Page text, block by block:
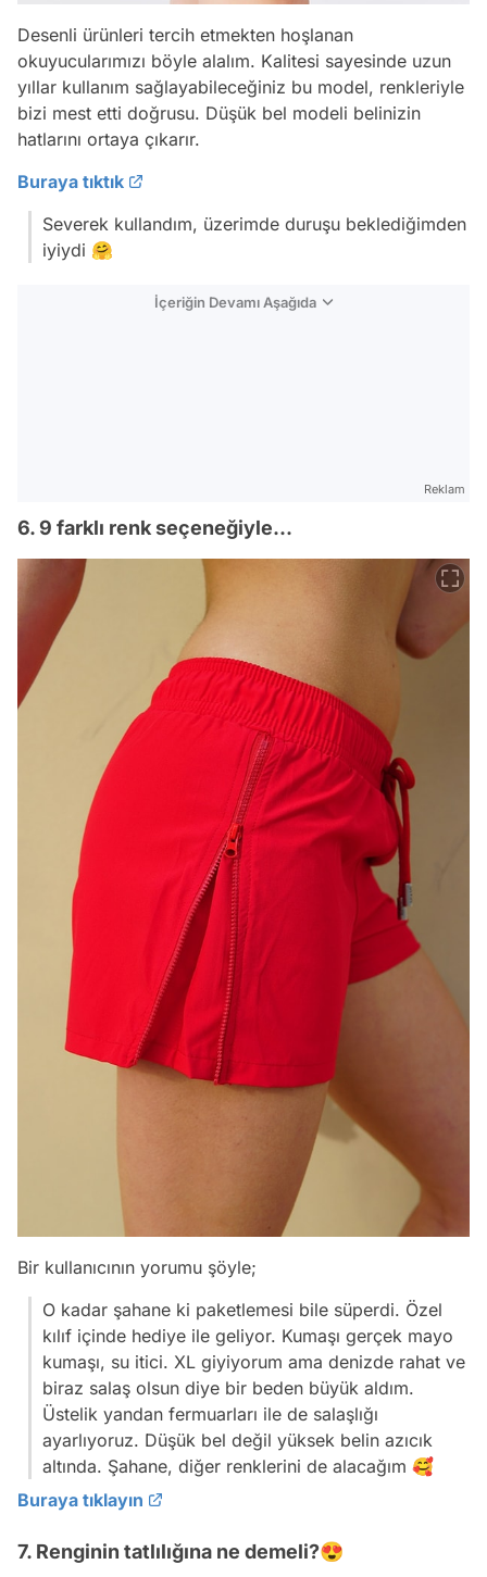
Desenli ürünleri tercih etmekten hoşlanan
okuyucularımızı böyle alalım. Kalitesi sayesinde uzun
yıllar kullanım sağlayabileceğiniz bu model, renkleriyle
bizi mest etti doğrusu. Düşük bel modeli belinizin
hatlarını ortaya çıkarır.
Buraya tıktık
Severek kullandım, üzerimde duruşu beklediğimden
iyiydi 🤗
İçeriğin Devamı Aşağıda
Reklam
6. 9 farklı renk seçeneğiyle...
Bir kullanıcının yorumu şöyle;
O kadar şahane ki paketlemesi bile süperdi. Özel
kılıf içinde hediye ile geliyor. Kumaşı gerçek mayo
kumaşı, su itici. XL giyiyorum ama denizde rahat ve
biraz salaş olsun diye bir beden büyük aldım.
Üstelik yandan fermuarları ile de salaşlığı
ayarlıyoruz. Düşük bel değil yüksek belin azıcık
altında. Şahane, diğer renklerini de alacağım 🥰
Buraya tıklayın
7. Renginin tatlılığına ne demeli?😍